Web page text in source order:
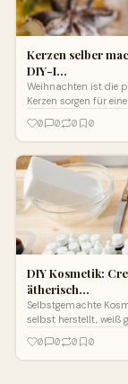
Kerzen selber
DIY-I…
Weihnachten ist die
Kerzen sorgen für
0
0 0 0
DIY Kosmetik:
ätherisch…
Selbstgemachte
selbst herstellt, weiß
0
0 0 0